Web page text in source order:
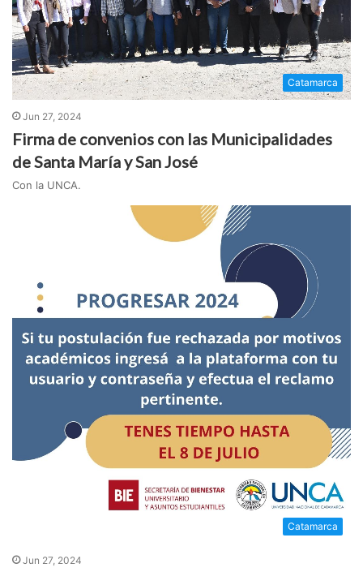
Catamarca
Jun 27, 2024
Firma de convenios con las Municipalidades
de Santa María y San José
Con la UNCA.
Catamarca
Jun 27, 2024